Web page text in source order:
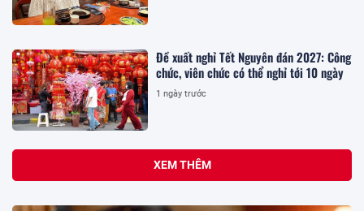
Đề xuất nghỉ Tết Nguyên đán 2027: Công
chức, viên chức có thể nghỉ tới 10 ngày
1 ngày trước
XEM THÊM